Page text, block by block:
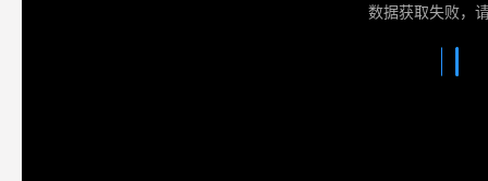
数据获取失败，